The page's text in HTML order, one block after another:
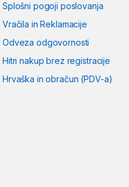
Splošni pogoji poslovanja
Vračila in Reklamacije
Odveza odgovornosti
Hitri nakup brez registracije
Hrvaška in obračun (PDV-a)